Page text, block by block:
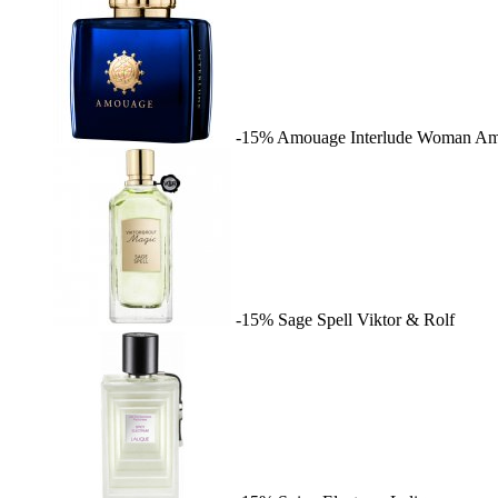
-15% Amouage Interlude Woman
-15% Sage Spell Viktor & Rolf